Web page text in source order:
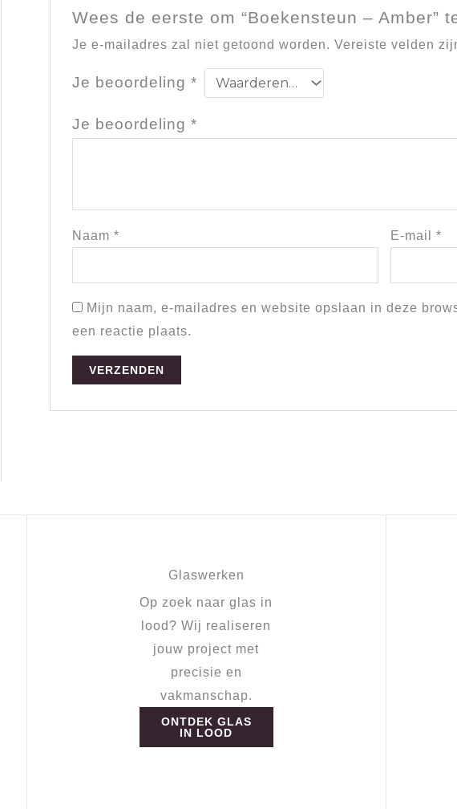
Wees de eerste om “Boekensteun – Amber”
Je e-mailadres zal niet getoond worden. Vereiste velden
Je beoordeling *
Je beoordeling *
Naam * E-mail*
Mijn naam, e-mailadres en website opslaan in deze
een reactie plaats.
Glaswerken
Op zoek naar glas in
lood? Wij realiseren
jouw project met
precisie en
vakmanschap.
ONTDEK GLAS
IN LOOD